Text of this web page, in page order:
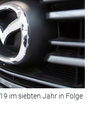
im siebten Jahr in Folge